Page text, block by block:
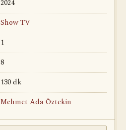
2024
Show TV
1
8
130 dk
Mehmet Ada Öztekin